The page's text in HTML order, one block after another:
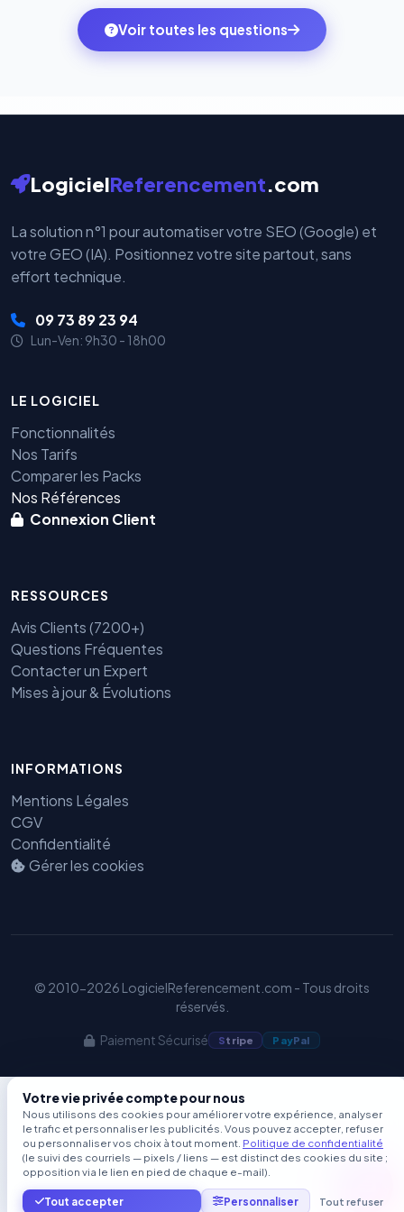
ambitions du moment — sans perdre vos données ni
votre historique.
monde. Vos données bancaires ne transitent jamais
par nos serveurs — elles sont gérées directement et
Voir toutes les questions
LogicielReferencement.com
La solution n°1 pour automatiser votre SEO (Google) et
votre GEO (IA). Positionnez votre site partout, sans
effort technique.
09 73 89 23 94
Lun-Ven: 9h30 - 18h00
LE LOGICIEL
Fonctionnalités
Nos Tarifs
Comparer les Packs
Nos Références
Connexion Client
RESSOURCES
Avis Clients (7200+)
Questions Fréquentes
Contacter un Expert
Mises à jour & Évolutions
INFORMATIONS
Mentions Légales
CGV
Confidentialité
Gérer les cookies
© 2010-2026 LogicielReferencement.com - Tous droits
réservés.
Paiement Sécurisé Stripe PayPal
Votre vie privée compte pour nous
Nous utilisons des cookies pour améliorer votre expérience, analyser
le trafic et personnaliser les publicités. Vous pouvez accepter, refuser
ou personnaliser vos choix à tout moment. Politique de confidentialité
(le suivi des courriels — pixels / liens — est distinct des cookies du site ;
opposition via le lien en pied de chaque e-mail).
Tout accepter Personnaliser Tout refuser